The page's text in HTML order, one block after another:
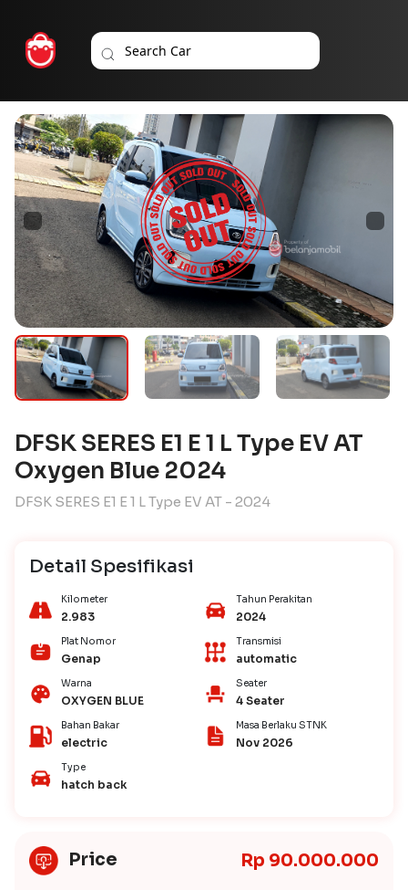
DFSK SERES E1 E 1 L Type EV AT
Oxygen Blue 2024
DFSK SERES E1 E 1 L Type EV AT - 2024
Detail Spesifikasi
Kilometer
2.983
Tahun Perakitan
2024
Plat Nomor
Genap
Transmisi
automatic
Warna
OXYGEN BLUE
Seater
4 Seater
Bahan Bakar
electric
Masa Berlaku STNK
Nov 2026
Type
hatch back
Price Rp 90.000.000